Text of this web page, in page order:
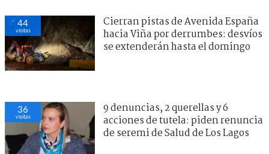
44
visitas
Cierran pistas de Avenida España
hacia Viña por derrumbes: desvíos
se extenderán hasta el domingo
36
visitas
9 denuncias, 2 querellas y 6
acciones de tutela: piden renuncia
de seremi de Salud de Los Lagos